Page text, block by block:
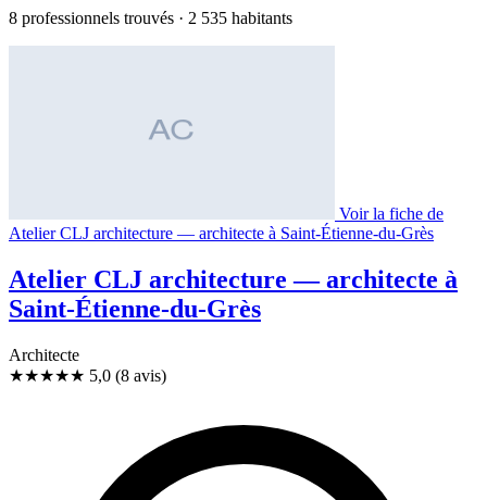
8 professionnels trouvés · 2 535 habitants
Voir la fiche de
Atelier CLJ architecture — architecte à Saint-Étienne-du-Grès
Atelier CLJ architecture — architecte à
Saint-Étienne-du-Grès
Architecte
★★★★★ 5,0 (8 avis)